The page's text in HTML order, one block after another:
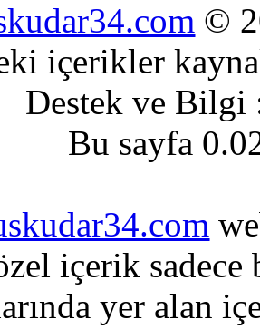
©
içerikler
Destek ve
Bu sayfa
içerik sadece
yer alan